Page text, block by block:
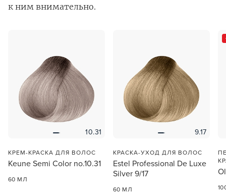
к ним внимательно.
10.31
КРЕМ-КРАСКА ДЛЯ ВОЛОС
Keune Semi Color no.10.31
60 МЛ
9.17
КРАСКА-УХОД ДЛЯ ВОЛОС
Estel Professional De Luxe
Silver 9/17
60 МЛ
смотреть товары и оформлять заказы — удобнее и
намного быстрее!
УСТАНОВИТЬ ИЗ GOOGLE PLAY
ПРОДОЛЖУ ЗДЕСЬ